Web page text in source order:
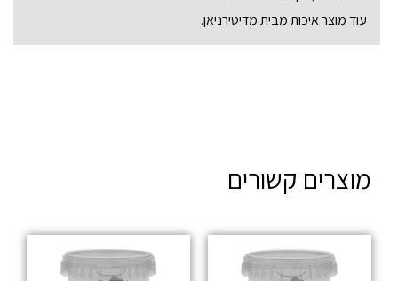
עוד מוצר איכות מבית מדיטירניאן.
מוצרים קשורים